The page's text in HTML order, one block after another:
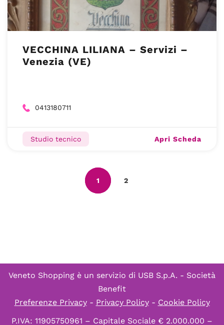
VECCHINA LILIANA – Servizi –
Venezia (VE)
0413180711
Studio tecnico Apri Scheda
1 2
Veneto Shopping è un servizio di USB S.p.A. - Società
Benefit
Preferenze Privacy- Privacy Policy- Cookie Policy
P.IVA: 11905750961 – Capitale Sociale € 2.000.000 –